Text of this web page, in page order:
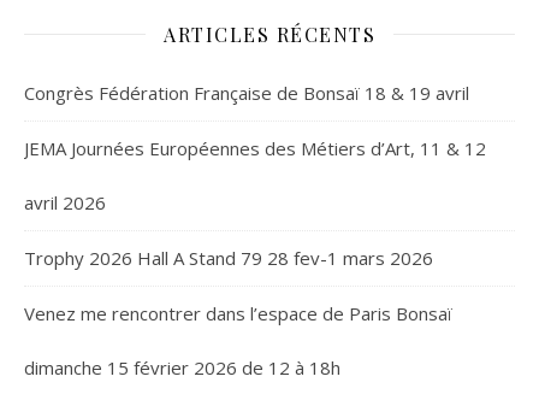
ARTICLES RÉCENTS
Congrès Fédération Française de Bonsaï 18 & 19 avril
JEMA Journées Européennes des Métiers d’Art, 11 & 12
avril 2026
Trophy 2026 Hall A Stand 79 28 fev-1 mars 2026
Venez me rencontrer dans l’espace de Paris Bonsaï
dimanche 15 février 2026 de 12 à 18h